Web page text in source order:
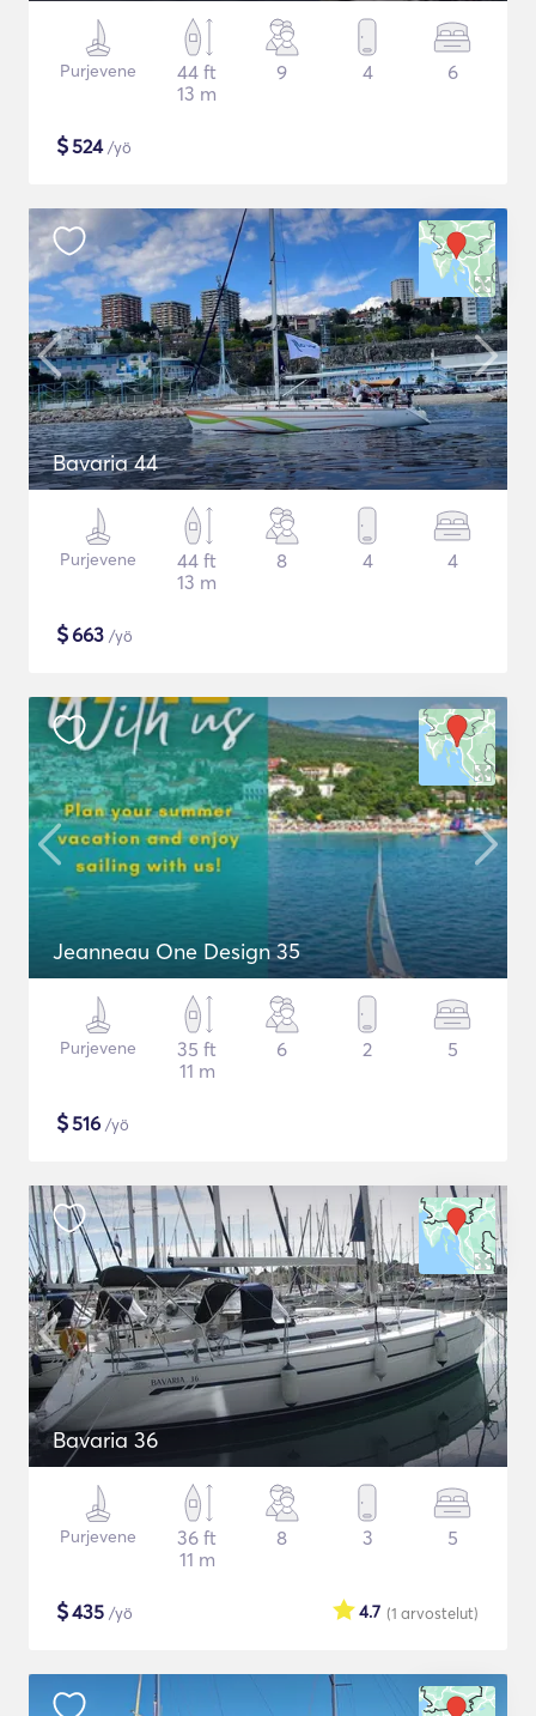
Purjevene
44 ft
13 m
9 4 6
$524/yö
Bavaria 44
Purjevene
44 ft
13 m
8 4 4
$663 /yö
Jeanneau One Design 35
Purjevene
35 ft
11 m
6 2 5
$516 /yö
Bavaria 36
Purjevene
36 ft
11 m
8 3 5
$435 /yö (1 arvostelut)
4.7